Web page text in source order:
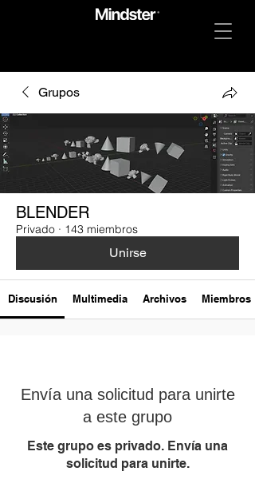
Grupos
BLENDER
Privado · 143 miembros
Unirse
Discusión Multimedia Archivos Miembros
Envía una solicitud para unirte
a este grupo
Este grupo es privado. Envía una
solicitud para unirte.